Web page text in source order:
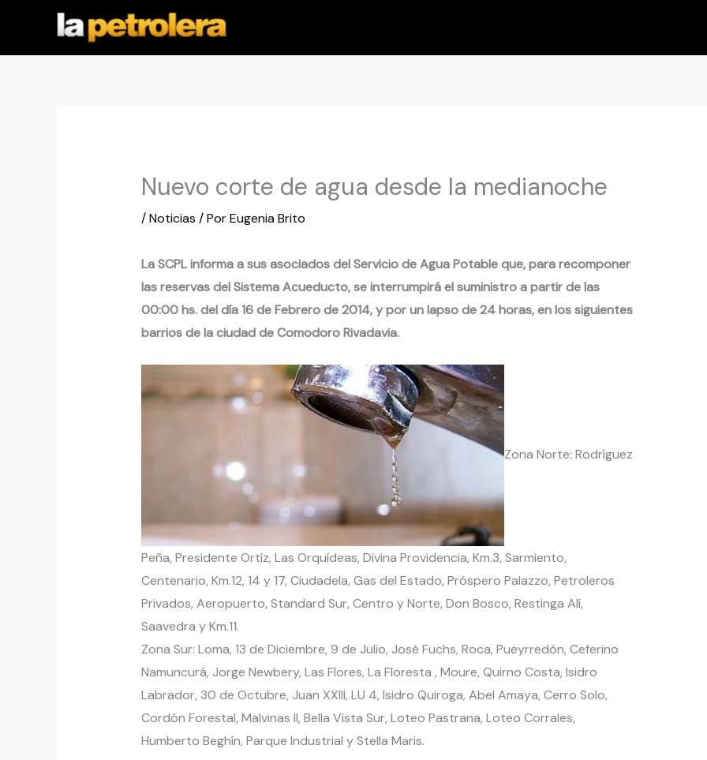
contenido
Nuevo corte de agua desde la medianoche
/Noticias / PorEugenia Brito
La SCPL informa a sus asociados del Servicio de Agua Potable que, para recomponer
las reservas del Sistema Acueducto, se interrumpirá el suministro a partir de las
00:00 hs. del día 16 de Febrero de 2014, y por un lapso de 24 horas, en los siguientes
barrios de la ciudad de Comodoro Rivadavia.
Zona Norte: Rodríguez
Peña, Presidente Ortíz, Las Orquídeas, Divina Providencia, Km.3, Sarmiento,
Centenario, Km.12, 14 y 17, Ciudadela, Gas del Estado, Próspero Palazzo, Petroleros
Privados, Aeropuerto, Standard Sur, Centro y Norte, Don Bosco, Restinga Alí,
Saavedra y Km.11.
Zona Sur: Loma, 13 de Diciembre, 9 de Julio, José Fuchs, Roca, Pueyrredón, Ceferino
Namuncurá, Jorge Newbery, Las Flores, La Floresta , Moure, Quirno Costa, Isidro
Labrador, 30 de Octubre, Juan XXIII, LU 4, Isidro Quiroga, Abel Amaya, Cerro Solo,
Cordón Forestal, Malvinas II, Bella Vista Sur, Loteo Pastrana, Loteo Corrales,
Humberto Beghín, Parque Industrial y Stella Maris.